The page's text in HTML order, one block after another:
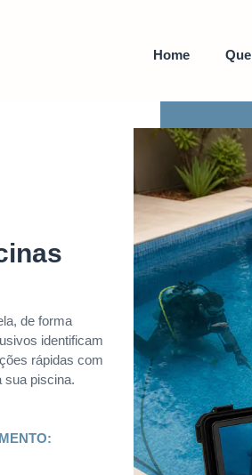
Home
de forma
identificam
rápidas com
sua piscina.